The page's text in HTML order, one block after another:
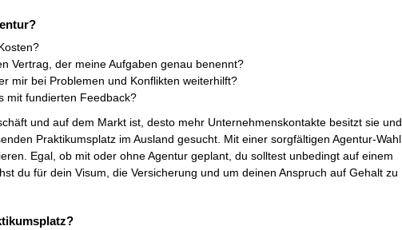
Vertrag, der meine Aufgaben genau benennt?
mir bei Problemen und Konflikten weiterhilft?
mit fundierten Feedback?
und auf dem Markt ist, desto mehr Unternehmenskontakte besitzt sie und
Praktikumsplatz im Ausland gesucht. Mit einer sorgfältigen Agentur-Wahl
Egal, ob mit oder ohne Agentur geplant, du solltest unbedingt auf einem
du für dein Visum, die Versicherung und um deinen Anspruch auf Gehalt zu